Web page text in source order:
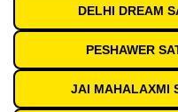
DELHI DREAM
PESHAWER
JAI MAHALAXMI